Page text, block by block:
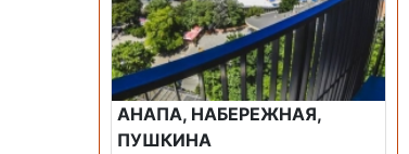
АНАПА, НАБЕРЕЖНАЯ,
ПУШКИНА